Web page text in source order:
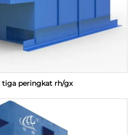
tiga peringkat rh/gx